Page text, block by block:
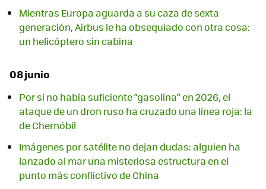
Mientras Europa aguarda a su caza de sexta
generación, Airbus le ha obsequiado con otra cosa:
un helicóptero sin cabina
08 junio
Por si no había suficiente “gasolina” en 2026, el
ataque de un dron ruso ha cruzado una línea roja: la
de Chernóbil
Imágenes por satélite no dejan dudas: alguien ha
lanzado al mar una misteriosa estructura en el
punto más conflictivo de China